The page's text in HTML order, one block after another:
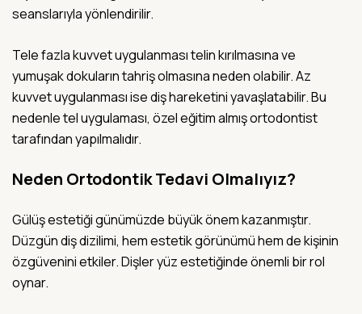
seanslarıyla yönlendirilir.
Tele fazla kuvvet uygulanması telin kırılmasına ve
yumuşak dokuların tahriş olmasına neden olabilir. Az
kuvvet uygulanması ise diş hareketini yavaşlatabilir. Bu
nedenle tel uygulaması, özel eğitim almış ortodontist
tarafından yapılmalıdır.
Neden Ortodontik Tedavi Olmalıyız?
Gülüş estetiği günümüzde büyük önem kazanmıştır.
Düzgün diş dizilimi, hem estetik görünümü hem de kişinin
özgüvenini etkiler. Dişler yüz estetiğinde önemli bir rol
oynar.